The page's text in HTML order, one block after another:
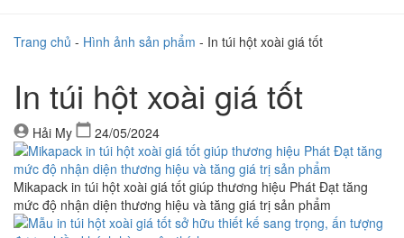
Trang chủ - Hình ảnh sản phẩm - In túi hột xoài giá tốt
In túi hột xoài giá tốt
Hải My 24/05/2024
Mikapack in túi hột xoài giá tốt giúp thương hiệu Phát Đạt tăng
mức độ nhận diện thương hiệu và tăng giá trị sản phẩm